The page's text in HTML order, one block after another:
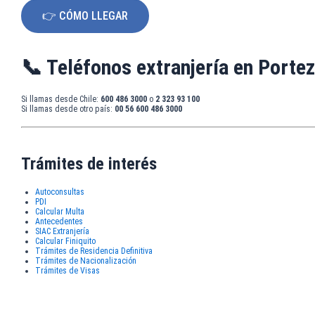
👉 CÓMO LLEGAR
📞 Teléfonos extranjería en
Si llamas desde Chile: 600 486 3000 o 2 323 93 100
Si llamas desde otro país: 00 56 600 486 3000
Trámites de interés
Autoconsultas
PDI
Calcular Multa
Antecedentes
SIAC Extranjería
Calcular Finiquito
Trámites de Residencia Definitiva
Trámites de Nacionalización
Trámites de Visas